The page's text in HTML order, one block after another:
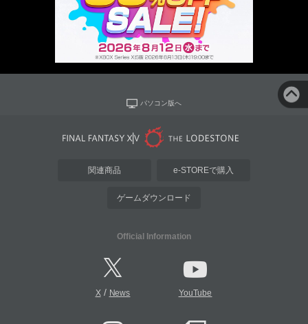
パソコン版へ
関連商品 e-STOREで購入
ゲームダウンロード
Official Information
X/ News YouTube